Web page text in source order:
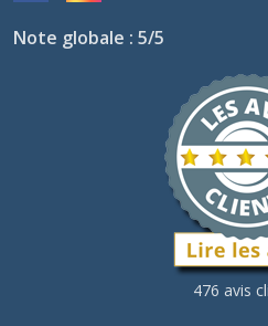
Note globale : 5/5
476 avis